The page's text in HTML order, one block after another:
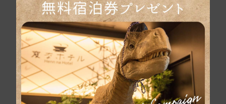
よくある質問 宿泊約款
カスタマーハラスメントに対する基本方針
パンフレットはこち
ら